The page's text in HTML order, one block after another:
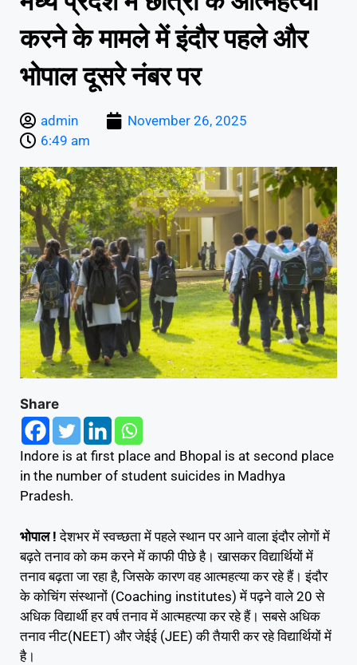
करने के मामले में इंदौर पहले और
भोपाल दूसरे नंबर पर
admin
November 26, 2025
6:49 am
Share
Indore is at first place and Bhopal is at second place
in the number of student suicides in Madhya
Pradesh.
भोपाल ! देशभर में स्वच्छता में पहले स्थान पर आने वाला इंदौर लोगों में
बढ़ते तनाव को कम करने में काफी पीछे है। खासकर विद्यार्थियों में
तनाव बढ़ता जा रहा है, जिसके कारण वह आत्महत्या कर रहे हैं। इंदौर
के कोचिंग संस्थानों (Coaching institutes) में पढ़ने वाले 20 से
अधिक विद्यार्थी हर वर्ष तनाव में आत्महत्या कर रहे हैं। सबसे अधिक
तनाव नीट(NEET) और जेईई (JEE) की तैयारी कर रहे विद्यार्थियों में
है।